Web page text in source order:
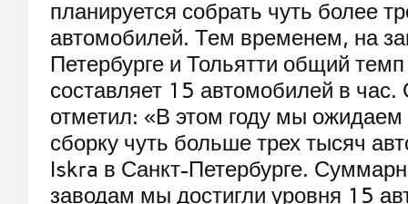
планируется собрать чуть более
автомобилей. Тем временем, на
Петербурге и Тольятти общий
составляет 15 автомобилей в час.
отметил: «В этом году мы
сборку чуть больше трех тысяч
Iskra в Санкт-Петербурге.
заводам мы достигли уровня 15